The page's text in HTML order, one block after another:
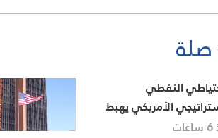
النفطي
الأمريكي يهبط
أدنى مستوى منذ شباط